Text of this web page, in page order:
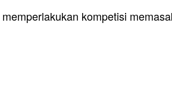
kompetisi